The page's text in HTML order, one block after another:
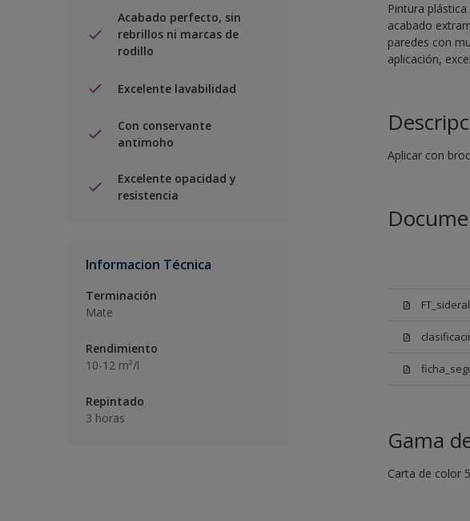
Acabado perfecto, sin
rebrillos ni marcas de
rodillo
Excelente lavabilidad
Con conservante
antimoho
Excelente opacidad y
resistencia
Informacion Técnica
Terminación
Mate
Rendimiento
10-12 m²/l
Repintado
3 horas
Pintura
acabado
paredes con
aplicación,
Aplicar con
Gama
Carta de color